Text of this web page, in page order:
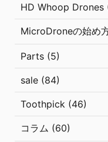
HD Whoop Drones
MicroDroneの始め
Parts (5)
sale (84)
Toothpick (46)
コラム (60)